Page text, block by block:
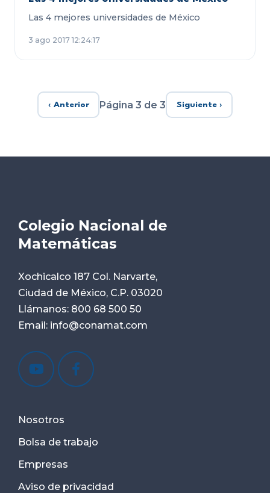
Las 4 mejores universidades de México
3 ago 2017 12:24:17
‹ Anterior Página 3 de 3 Siguiente ›
Colegio Nacional de
Matemáticas
Xochicalco 187 Col. Narvarte,
Ciudad de México, C.P. 03020
Llámanos: 800 68 500 50
Email: info@conamat.com
Nosotros
Bolsa de trabajo
Empresas
Aviso de privacidad